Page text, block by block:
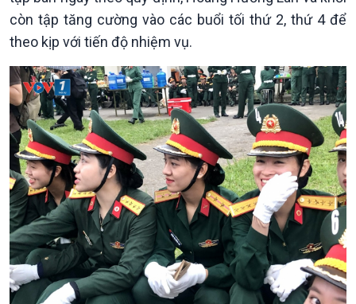
Khởi nghiệp
Tuyên chiến với gian lận
thương mại
Tâm tình biên giới và hải
đảo
Nam
còn tập tăng cường vào các buổi tối thứ 2, thứ 4 để
theo kịp với tiến độ nhiệm vụ.